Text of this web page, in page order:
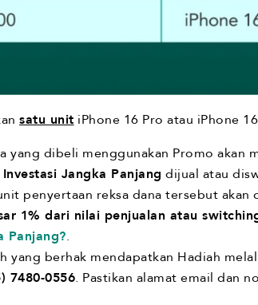
satu unit iPhone 16 Pro atau iPhone
yang dibeli menggunakan Promo akan
Investasi Jangka Panjang dijual atau
penyertaan reksa dana tersebut akan
1% dari nilai penjualan atau
Panjang?.
yang berhak mendapatkan Hadiah
7480-0556. Pastikan alamat email dan